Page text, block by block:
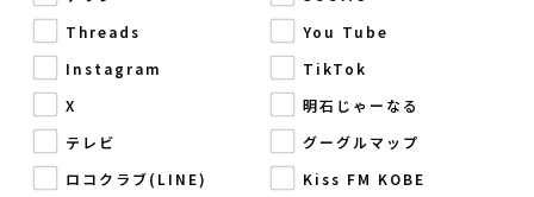
Threads
You Tube
Instagram
TikTok
X
明石じゃーなる
テレビ
グーグルマップ
ロコクラブ(LINE)
Kiss FM KOBE